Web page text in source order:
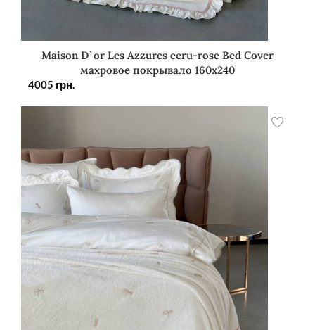
Maison D`or Les Azzures ecru-rose Bed Cover
махровое покрывало 160х240
4005 грн.